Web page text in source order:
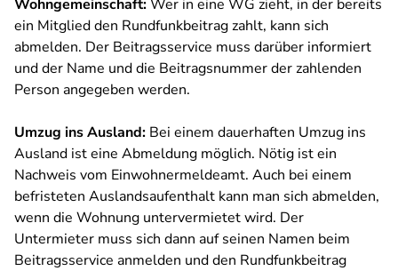
Wohngemeinschaft:Wer in eine WG zieht, in der bereits
ein Mitglied den Rundfunkbeitrag zahlt, kann sich
abmelden. Der Beitragsservice muss darüber informiert
und der Name und die Beitragsnummer der zahlenden
Person angegeben werden.
Umzug ins Ausland: Bei einem dauerhaften Umzug ins
Ausland ist eine Abmeldung möglich. Nötig ist ein
Nachweis vom Einwohnermeldeamt. Auch bei einem
befristeten Auslandsaufenthalt kann man sich abmelden,
wenn die Wohnung untervermietet wird. Der
Untermieter muss sich dann auf seinen Namen beim
Beitragsservice anmelden und den Rundfunkbeitrag